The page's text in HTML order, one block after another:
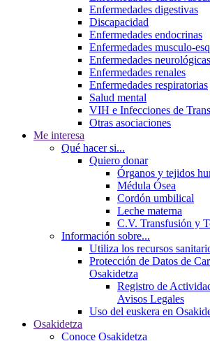
Enfermedades digestivas
Discapacidad
Enfermedades endocrinas
Enfermedades musculo-
Enfermedades neurológicas
Enfermedades renales
Enfermedades respiratorias
Salud mental
VIH e Infecciones de
Otras asociaciones
Me interesa
Qué hacer si...
Quiero donar
Órganos y tejidos
Médula Ósea
Cordón umbilical
Leche materna
C.V. Transfusión y
Información sobre...
Utiliza los recursos
Protección de Datos de
Osakidetza
Registro de
Avisos Legales
Uso del euskera en
Osakidetza
Conoce Osakidetza